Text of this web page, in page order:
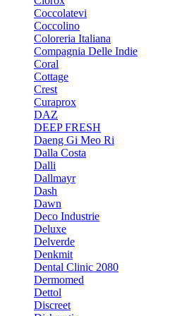
Coccolatevi
Coccolino
Coloreria Italiana
Compagnia Delle Indie
Coral
Cottage
Crest
Curaprox
DAZ
DEEP FRESH
Daeng Gi Meo Ri
Dalla Costa
Dalli
Dallmayr
Dash
Dawn
Deco Industrie
Deluxe
Delverde
Denkmit
Dental Clinic 2080
Dermomed
Dettol
Discreet